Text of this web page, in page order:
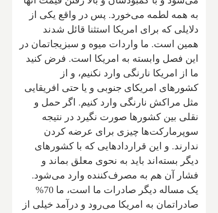
به همه لطمه می‌خورد. پس در واقع یکی از
دلایلی که برای امریکا استثنا قائل شدند
همین است. ما واردات میوه و سبزیجاتمان در
این فصل وابسته به امریکا است. فرض کنید
ما از امریکا نارنگی وارد نکنیم، و از
کشورهای امریکای جنوبی و یا حتی افریقایی
مثل مراکش نارنگی وارد ‌کنیم. اگر حمل و
نقلی بین کشورها صورت نگیرد در نتیجه
سوپرمارکت‌ها چیزی برای عرضه کردن
ندارند. و این قراردادهایی که با کشورهای
دیگر بسته‌اند باید به نحوی معلق بماند و
فشار آن هم به مصرف‌کننده وارد می‌شود.
یک مساله دیگر صادرات ما است، ما 70‌%
صادراتمان به امریکا می‌رود و درآمد خیلی از